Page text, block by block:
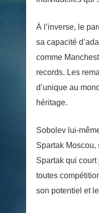
À l’inverse, le
sa capacité
comme
records. Les
d’unique au
héritage.
Sobolev lui-
Spartak
Spartak qui court
toutes
son potentiel et